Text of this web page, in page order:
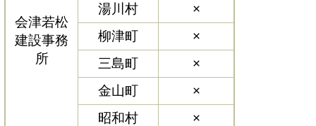
会津若松
建設事務
所
湯川村
×
柳津町
×
三島町
×
金山町
×
昭和村
×